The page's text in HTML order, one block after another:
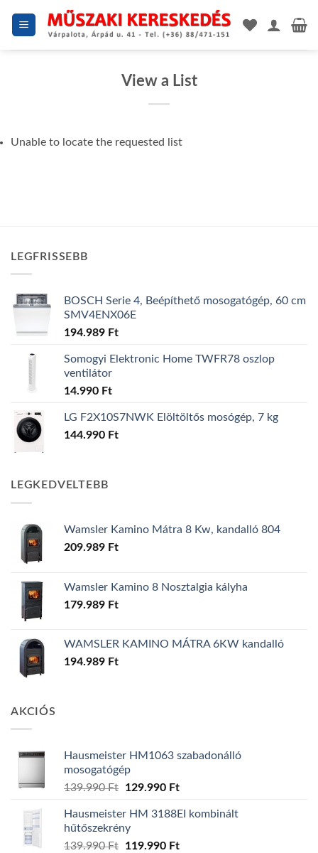
View a List
Unable to locate the requested list
LEGFRISSEBB
BOSCH Serie 4, Beépíthető mosogatógép, 60 cm
SMV4ENX06E
194.989 Ft
Somogyi Elektronic Home TWFR78 oszlop
ventilátor
14.990 Ft
LG F2X10S7NWK Elöltöltős mosógép, 7 kg
144.990 Ft
LEGKEDVELTEBB
Wamsler Kamino Mátra 8 Kw, kandalló 804
209.989 Ft
Wamsler Kamino 8 Nosztalgia kályha
179.989 Ft
WAMSLER KAMINO MÁTRA 6KW kandalló
194.989 Ft
AKCIÓS
Hausmeister HM1063 szabadonálló
mosogatógép
139.990Ft
Original
was:
139.990 Ft.
129.990 FtCurrent
is:
Hausmeister HM 3188EI kombinált
hűtőszekrény
139.990Ft
Original
119.990 FtCurrent